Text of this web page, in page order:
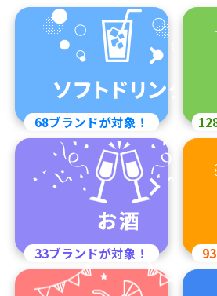
68ブランドが対象！
33ブランドが対象！